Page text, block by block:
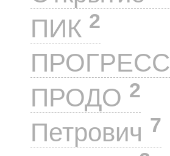
ПИК 2
ПРОГРЕСС
ПРОДО 2
Петрович 7